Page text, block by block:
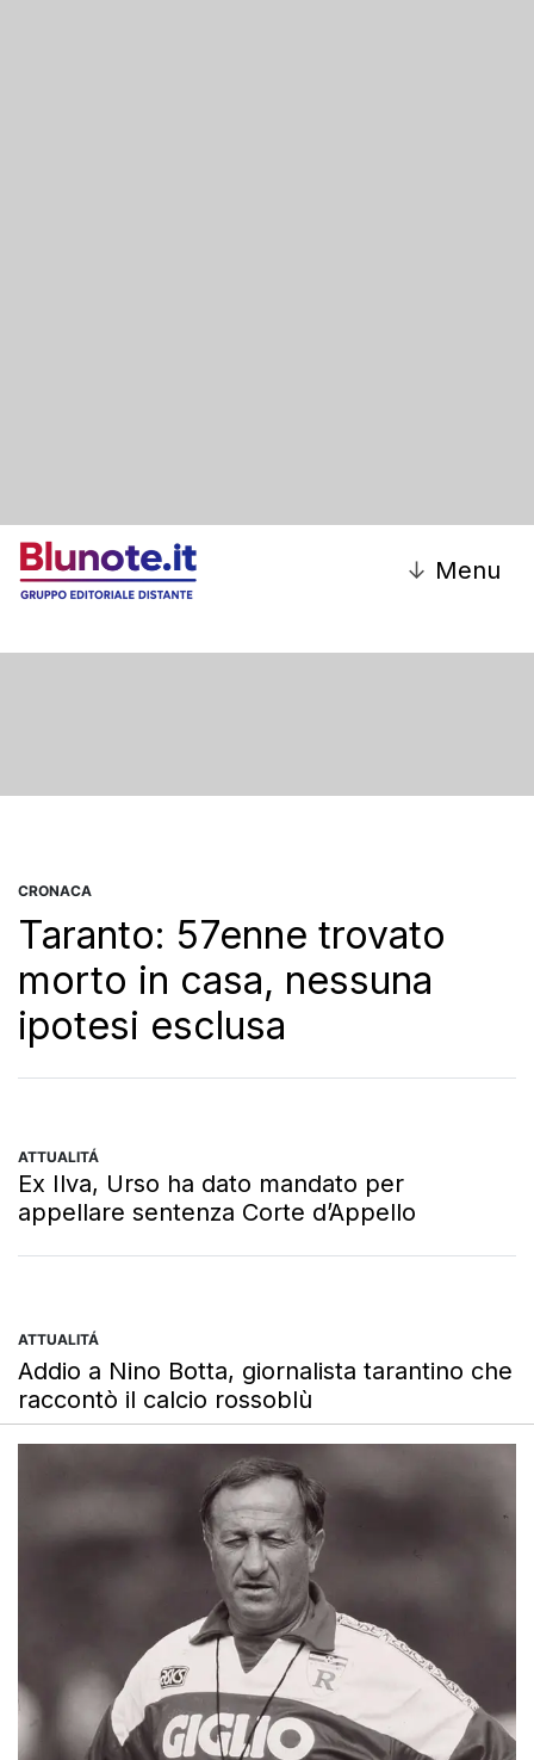
↓ Menu
CRONACA
Taranto: 57enne trovato
morto in casa, nessuna
ipotesi esclusa
ATTUALITÁ
Ex Ilva, Urso ha dato mandato per
appellare sentenza Corte d’Appello
ATTUALITÁ
Addio a Nino Botta, giornalista tarantino che
raccontò il calcio rossoblù